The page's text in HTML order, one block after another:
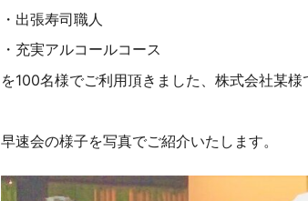
・出張寿司職人
・充実アルコールコース
を100名様でご利用頂きました、株式会社某様
早速会の様子を写真でご紹介いたします。